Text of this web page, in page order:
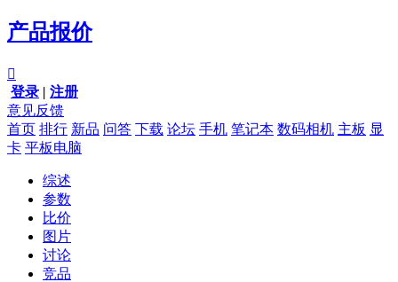
产品报价

登录 | 注册
意见反馈
首页 排行 新品 问答 下载 论坛 手机 笔记本 数码相机 主板 显
卡 平板电脑
综述
参数
比价
图片
讨论
竞品